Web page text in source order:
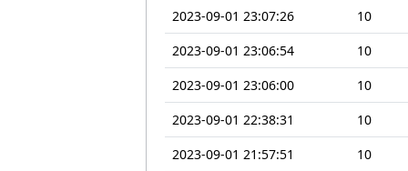
2023-09-01 23:07:26
10
2023-09-01 23:06:54
10
2023-09-01 23:06:00
10
2023-09-01 22:38:31
10
2023-09-01 21:57:51
10